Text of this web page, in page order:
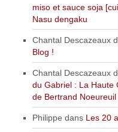
miso et sauce soja
Nasu dengaku
Chantal Descazeaux
Blog !
Chantal Descazeaux
du Gabriel : La Haute
de Bertrand Noeureuil
Philippe dans Les 20